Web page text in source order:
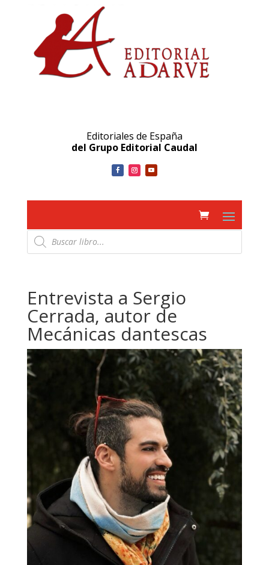
Editoriales de España
del Grupo Editorial Caudal
Búsqueda
de
productos
Entrevista a Sergio
Cerrada, autor de
Mecánicas dantescas